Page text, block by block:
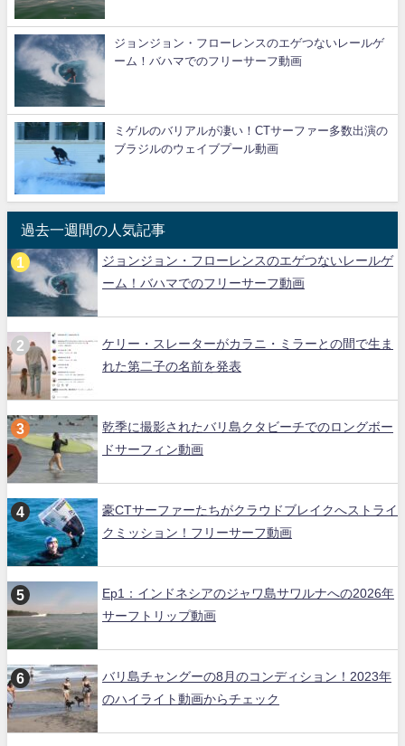
ジョンジョン・フローレンスのエゲつないレールゲ
ーム！バハマでのフリーサーフ動画
ミゲルのバリアルが凄い！CTサーファー多数出演の
ブラジルのウェイブプール動画
過去一週間の人気記事
ジョンジョン・フローレンスのエゲつないレールゲ
ーム！バハマでのフリーサーフ動画
ケリー・スレーターがカラニ・ミラーとの間で生ま
れた第二子の名前を発表
乾季に撮影されたバリ島クタビーチでのロングボー
ドサーフィン動画
豪CTサーファーたちがクラウドブレイクへストライ
クミッション！フリーサーフ動画
Ep1：インドネシアのジャワ島サワルナへの2026年
サーフトリップ動画
バリ島チャングーの8月のコンディション！2023年
のハイライト動画からチェック